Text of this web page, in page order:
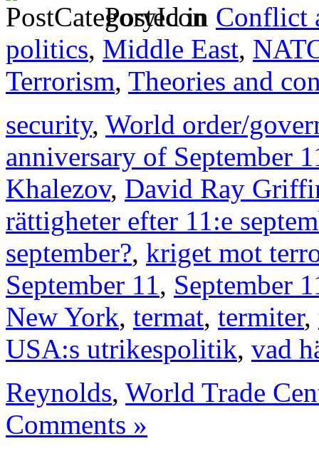
Posted in Conflict
politics, Middle East,
Terrorism, Theories and
security, World order/
anniversary of September
Khalezov, David Ray
rättigheter efter 11:e
september?, kriget mot
September 11 , September
New York, termat, termiter,
USA:s utrikespolitik, vad
Reynolds, World Trade
Comments »